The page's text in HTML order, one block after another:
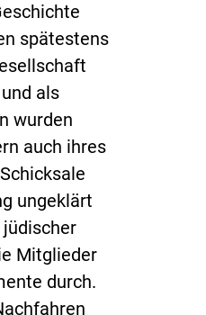
spätestens
als
wurden
auch ihres
ungeklärt
Mitglieder
durch.